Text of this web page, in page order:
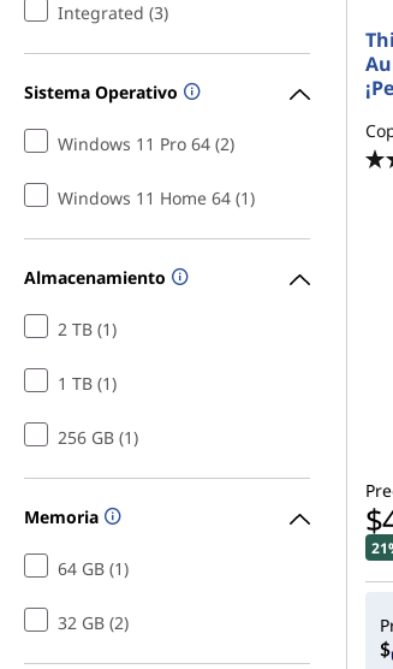
X
n
Integrated (3)
Sistema Operativo
Windows 11 Pro 64 (2)
Windows 11 Home 64 (1)
Almacenamiento
2 TB (1)
1 TB (1)
256 GB (1)
Memoria
64 GB (1)
32 GB (2)